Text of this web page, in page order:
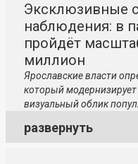
Эксклюзивные
наблюдения: в
пройдёт
миллион
Ярославские власти
который модернизирует
визуальный облик
развернуть